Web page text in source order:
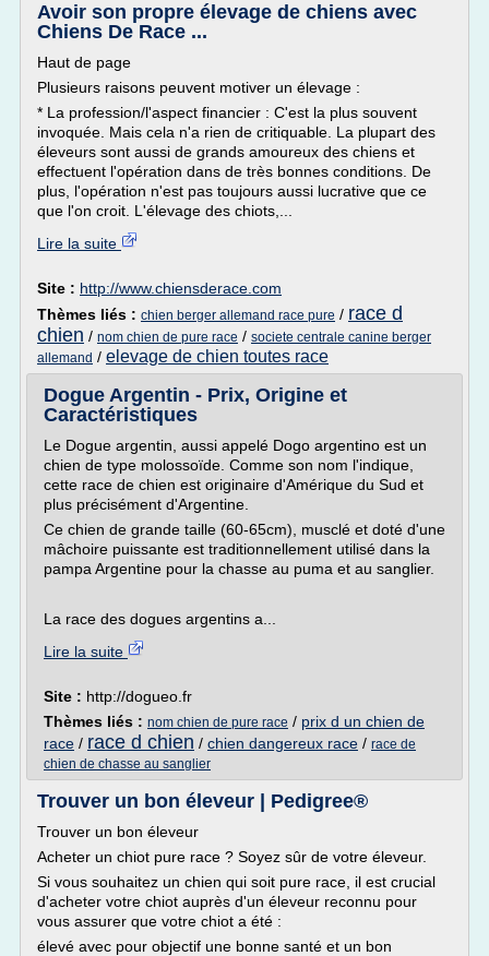
Avoir son propre élevage de chiens avec
Chiens De Race ...
Haut de page
Plusieurs raisons peuvent motiver un élevage :
* La profession/l'aspect financier : C'est la plus souvent
invoquée. Mais cela n'a rien de critiquable. La plupart des
éleveurs sont aussi de grands amoureux des chiens et
effectuent l'opération dans de très bonnes conditions. De
plus, l'opération n'est pas toujours aussi lucrative que ce
que l'on croit. L'élevage des chiots,...
Lire la suite
Site : http://www.chiensderace.com
Thèmes liés : chien berger allemand race pure / race d
chien / nom chien de pure race / societe centrale canine berger
allemand / elevage de chien toutes race
Dogue Argentin - Prix, Origine et
Caractéristiques
Le Dogue argentin, aussi appelé Dogo argentino est un
chien de type molossoïde. Comme son nom l'indique,
cette race de chien est originaire d'Amérique du Sud et
plus précisément d'Argentine.
Ce chien de grande taille (60-65cm), musclé et doté d'une
mâchoire puissante est traditionnellement utilisé dans la
pampa Argentine pour la chasse au puma et au sanglier.
La race des dogues argentins a...
Lire la suite
Site : http://dogueo.fr
Thèmes liés : nom chien de pure race / prix d un chien de
race / race d chien / chien dangereux race / race de
chien de chasse au sanglier
Trouver un bon éleveur | Pedigree®
Trouver un bon éleveur
Acheter un chiot pure race ? Soyez sûr de votre éleveur.
Si vous souhaitez un chien qui soit pure race, il est crucial
d'acheter votre chiot auprès d'un éleveur reconnu pour
vous assurer que votre chiot a été :
élevé avec pour objectif une bonne santé et un bon